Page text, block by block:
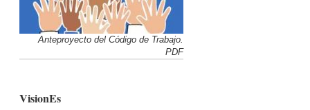
Anteproyecto del Código de Trabajo.
PDF
VisionEs